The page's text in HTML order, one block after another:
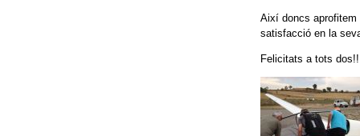
Així doncs aprofitem
satisfacció en la
Felicitats a tots